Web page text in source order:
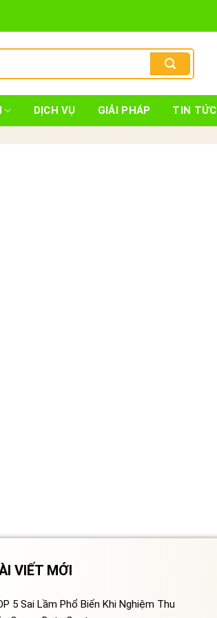
DỊCH VỤ GIẢI PHÁP TIN TỨC
VIẾT MỚI
5 Sai Lầm Phổ Biến Khi Nghiệm Thu